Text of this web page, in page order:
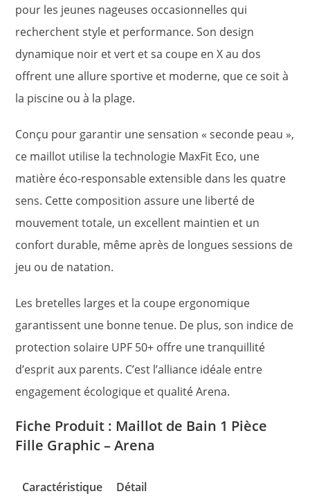
pour les jeunes nageuses occasionnelles qui
recherchent style et performance. Son design
dynamique noir et vert et sa coupe en X au dos
offrent une allure sportive et moderne, que ce soit à
la piscine ou à la plage.
Conçu pour garantir une sensation « seconde peau »,
ce maillot utilise la technologie MaxFit Eco, une
matière éco-responsable extensible dans les quatre
sens. Cette composition assure une liberté de
mouvement totale, un excellent maintien et un
confort durable, même après de longues sessions de
jeu ou de natation.
Les bretelles larges et la coupe ergonomique
garantissent une bonne tenue. De plus, son indice de
protection solaire UPF 50+ offre une tranquillité
d’esprit aux parents. C’est l’alliance idéale entre
engagement écologique et qualité Arena.
Fiche Produit : Maillot de Bain 1 Pièce
Fille Graphic – Arena
Caractéristique Détail